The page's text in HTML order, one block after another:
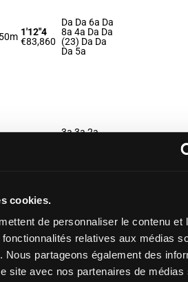
cookies.
de personnaliser le contenu et
relatives aux médias
Nous partageons également des
site avec nos partenaires de médias
1'12"4
€83,860
Da Da 6a Da
8a 4a Da Da
(23) Da Da
Da 5a
3a 3a 2a
€102,245
Dm 1a 1a
1a 0a (23)
9a 4a 1a 0a